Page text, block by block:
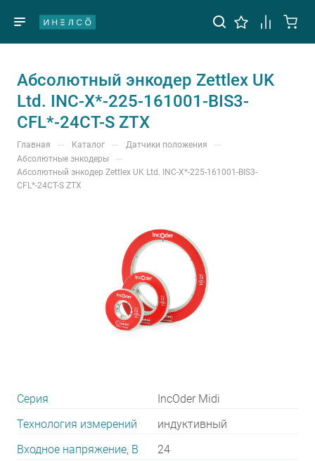
Абсолютный энкодер Zettlex UK
Ltd. INC-X*-225-161001-BIS3-
CFL*-24CT-S ZTX
Главная — Каталог — Датчики положения —
Абсолютные энкодеры —
Абсолютный энкодер Zettlex UK Ltd. INC-X*-225-161001-BIS3-
CFL*-24CT-S ZTX
Серия
IncOder Midi
Технология измерений
индуктивный
Входное напряжение, В
24